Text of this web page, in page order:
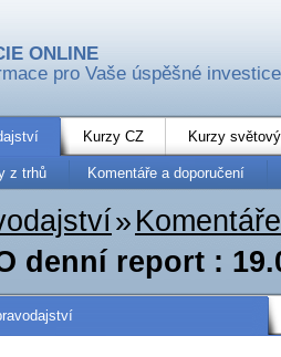
ONLINE
pro Vaše úspěšné investice
Kurzy CZ Kurzy
z trhů Komentáře a doporučení
»
denní report :